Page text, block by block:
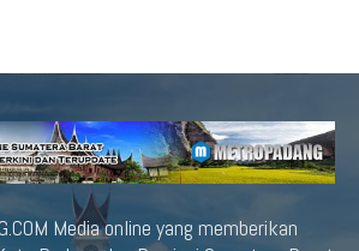
Media online yang memberikan